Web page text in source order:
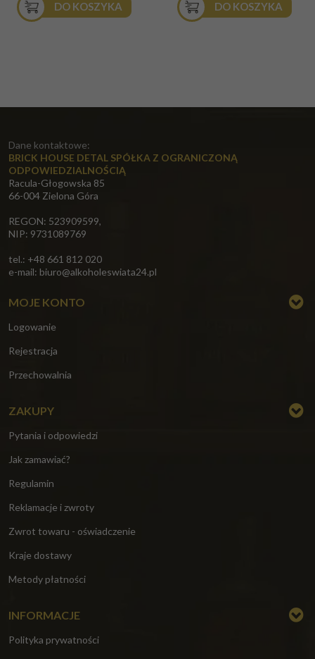
DO KOSZYKA DO KOSZYKA
Dane kontaktowe:
BRICK HOUSE DETAL SPÓŁKA Z OGRANICZONĄ
ODPOWIEDZIALNOŚCIĄ
Racula-Głogowska 85
66-004 Zielona Góra
REGON: 523909599,
NIP: 9731089769
tel.: +48 661 812 020
e-mail: biuro@alkoholeswiata24.pl
MOJE KONTO
Logowanie
Rejestracja
Przechowalnia
ZAKUPY
Pytania i odpowiedzi
Jak zamawiać?
Regulamin
Reklamacje i zwroty
Zwrot towaru - oświadczenie
Kraje dostawy
Metody płatności
INFORMACJE
Polityka prywatności